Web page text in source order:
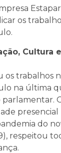
os
Cultura
trabalhos
na última
parlamentar.
presencial
do
respeitou